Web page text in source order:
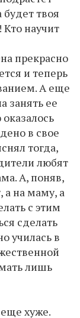
твоя
научит
прекрасно
и теперь
А еще
занять ее
в свое
тогда,
любят
А, поняв,
а на маму, а
с этим
сделать
училась в
лишь
хуже.